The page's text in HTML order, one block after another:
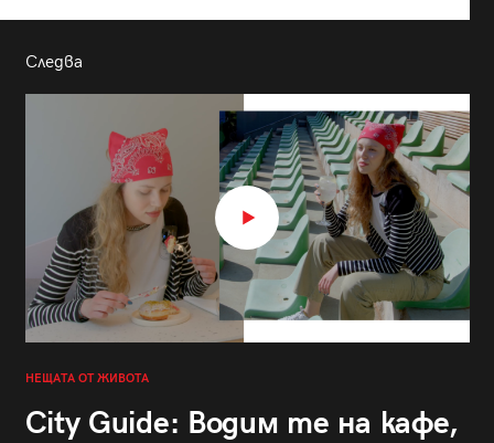
Следва
НЕЩАТА ОТ ЖИВОТА
City Guide: Водим те на кафе,